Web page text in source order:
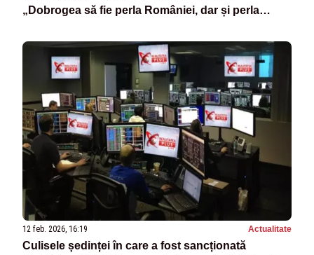
„Dobrogea să fie perla României, dar și perla
12 feb. 2026, 16:19 Actualitate
Culisele ședinței în care a fost sancționată